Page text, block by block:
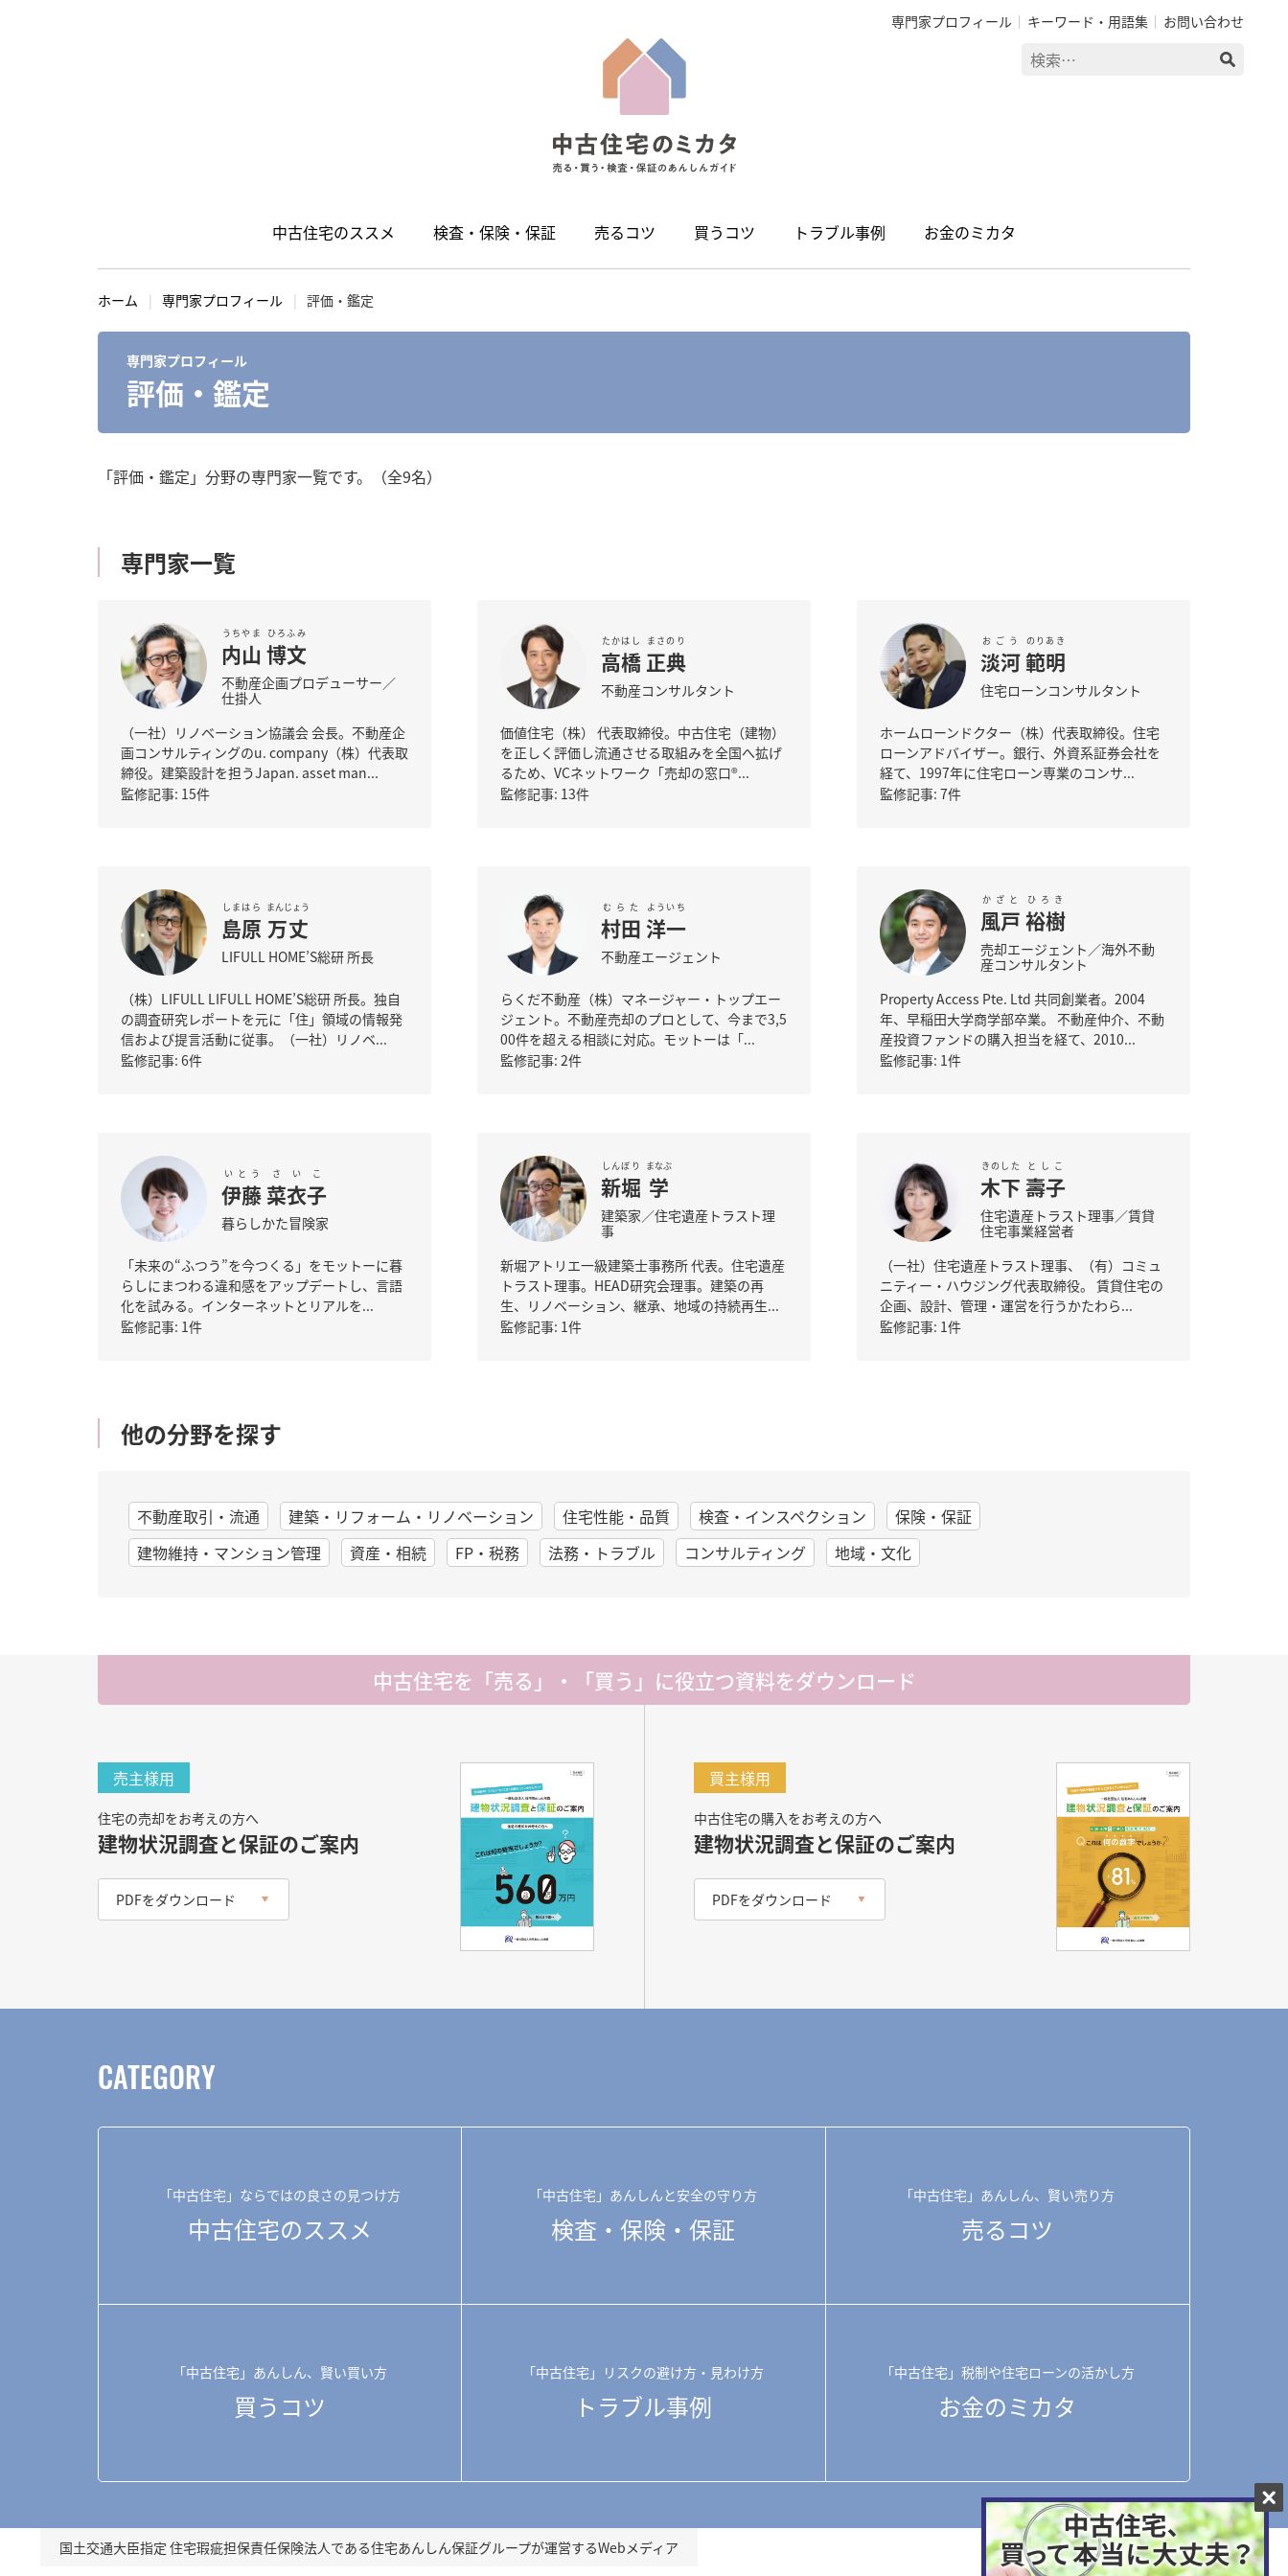
専門家プロフィール キーワード・用語集 お問い合わせ
検
中古住宅のススメ 検査・保険・保証 売るコツ 買うコツ トラブル事例 お金のミカタ
ホーム 専門家プロフィール 評価・鑑定
専門家プロフィール
評価・鑑定
「評価・鑑定」分野の専門家一覧です。（全9名）
専門家一覧
内山
うちやま
博文
ひろふみ
不動産企画プロデューサー／
仕掛人
（一社）リノベーション協議会 会長。不動産企
画コンサルティングのu. company（株）代表取
締役。建築設計を担うJapan. asset man...
監修記事: 15件
高橋
たかはし
正典
まさのり
不動産コンサルタント
価値住宅（株） 代表取締役。中古住宅（建物）
を正しく評価し流通させる取組みを全国へ拡げ
るため、VCネットワーク「売却の窓口®...
監修記事: 13件
淡河
おごう
範明
のりあき
住宅ローンコンサルタント
ホームローンドクター（株）代表取締役。住宅
ローンアドバイザー。銀行、外資系証券会社を
経て、1997年に住宅ローン専業のコンサ...
監修記事: 7件
島原
しまはら
万丈
まんじょう
LIFULL HOME’S総研 所長
（株）LIFULL LIFULL HOME’S総研 所長。独自
の調査研究レポートを元に「住」領域の情報発
信および提言活動に従事。（一社）リノベ...
監修記事: 6件
村田
むらた
洋一
よういち
不動産エージェント
らくだ不動産（株）マネージャー・トップエー
ジェント。不動産売却のプロとして、今まで3,5
00件を超える相談に対応。モットーは「...
監修記事: 2件
風戸
かざと
裕樹
ひろき
売却エージェント／海外不動
産コンサルタント
Property Access Pte. Ltd 共同創業者。2004
年、早稲田大学商学部卒業。 不動産仲介、不動
産投資ファンドの購入担当を経て、2010...
監修記事: 1件
伊藤
いとう
菜衣子
さいこ
暮らしかた冒険家
「未来の“ふつう”を今つくる」をモットーに暮
らしにまつわる違和感をアップデートし、言語
化を試みる。インターネットとリアルを...
監修記事: 1件
新堀
しんぼり
学
まなぶ
建築家／住宅遺産トラスト理
事
新堀アトリエ一級建築士事務所 代表。住宅遺産
トラスト理事。HEAD研究会理事。建築の再
生、リノベーション、継承、地域の持続再生...
監修記事: 1件
木下
きのした
壽子
としこ
住宅遺産トラスト理事／賃貸
住宅事業経営者
（一社）住宅遺産トラスト理事、（有）コミュ
ニティー・ハウジング代表取締役。 賃貸住宅の
企画、設計、管理・運営を行うかたわら...
監修記事: 1件
他の分野を探す
不動産取引・流通 建築・リフォーム・リノベーション 住宅性能・品質 検査・インスペクション
保険・保証
建物維持・マンション管理
資産・相続 FP・税務 法務・トラブル コンサルティング 地域・文化
中古住宅を「売る」・「買う」に役立つ資料をダウンロード
売主様用
住宅の売却をお考えの方へ
建物状況調査と保証のご案内
PDFをダウンロード
買主様用
中古住宅の購入をお考えの方へ
建物状況調査と保証のご案内
PDFをダウンロード
CATEGORY
「中古住宅」ならではの良さの見つけ方
中古住宅のススメ
「中古住宅」あんしんと安全の守り方
検査・保険・保証
「中古住宅」あんしん、賢い売り方
売るコツ
「中古住宅」あんしん、賢い買い方
買うコツ
「中古住宅」リスクの避け方・見わけ方
トラブル事例
「中古住宅」税制や住宅ローンの活かし方
お金のミカタ
国土交通大臣指定 住宅瑕疵担保責任保険法人である住宅あんしん保証グループが運営するWebメディア